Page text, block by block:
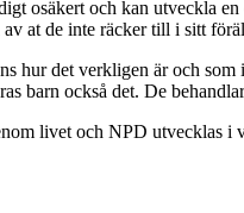
osäkert och kan utveckla
av at de inte räcker till i sitt
hur det verkligen är och
barn också det. De
livet och NPD utvecklas i